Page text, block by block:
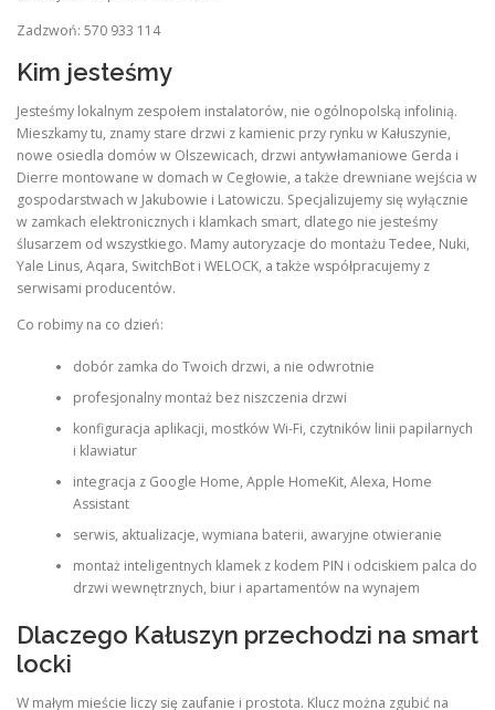
Zadzwoń: 570 933 114
Kim jesteśmy
Jesteśmy lokalnym zespołem instalatorów, nie ogólnopolską infolinią.
Mieszkamy tu, znamy stare drzwi z kamienic przy rynku w Kałuszynie,
nowe osiedla domów w Olszewicach, drzwi antywłamaniowe Gerda i
Dierre montowane w domach w Cegłowie, a także drewniane wejścia w
gospodarstwach w Jakubowie i Latowiczu. Specjalizujemy się wyłącznie
w zamkach elektronicznych i klamkach smart, dlatego nie jesteśmy
ślusarzem od wszystkiego. Mamy autoryzacje do montażu Tedee, Nuki,
Yale Linus, Aqara, SwitchBot i WELOCK, a także współpracujemy z
serwisami producentów.
Co robimy na co dzień:
dobór zamka do Twoich drzwi, a nie odwrotnie
profesjonalny montaż bez niszczenia drzwi
konfiguracja aplikacji, mostków Wi-Fi, czytników linii papilarnych
i klawiatur
integracja z Google Home, Apple HomeKit, Alexa, Home
Assistant
serwis, aktualizacje, wymiana baterii, awaryjne otwieranie
montaż inteligentnych klamek z kodem PIN i odciskiem palca do
drzwi wewnętrznych, biur i apartamentów na wynajem
Dlaczego Kałuszyn przechodzi na smart
locki
W małym mieście liczy się zaufanie i prostota. Klucz można zgubić na